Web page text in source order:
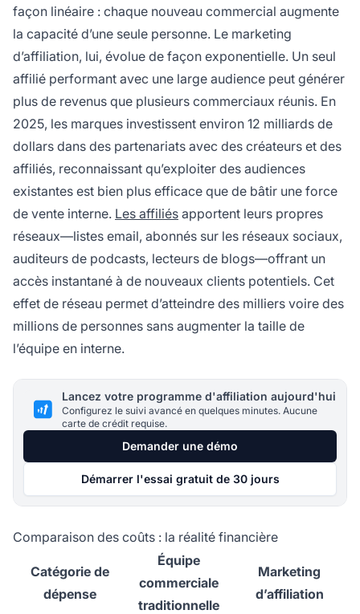
façon linéaire : chaque nouveau commercial augmente
la capacité d’une seule personne. Le marketing
d’affiliation, lui, évolue de façon exponentielle. Un seul
affilié performant avec une large audience peut générer
plus de revenus que plusieurs commerciaux réunis. En
2025, les marques investissent environ 12 milliards de
dollars dans des partenariats avec des créateurs et des
affiliés, reconnaissant qu’exploiter des audiences
existantes est bien plus efficace que de bâtir une force
de vente interne. Les affiliés apportent leurs propres
réseaux—listes email, abonnés sur les réseaux sociaux,
auditeurs de podcasts, lecteurs de blogs—offrant un
accès instantané à de nouveaux clients potentiels. Cet
effet de réseau permet d’atteindre des milliers voire des
millions de personnes sans augmenter la taille de
l’équipe en interne.
Lancez votre programme d'affiliation aujourd'hui
Configurez le suivi avancé en quelques minutes. Aucune
carte de crédit requise.
Demander une démo
Démarrer l'essai gratuit de 30 jours
Comparaison des coûts : la réalité financière
Catégorie de
dépense
Équipe
commerciale
traditionnelle
Marketing
d’affiliation